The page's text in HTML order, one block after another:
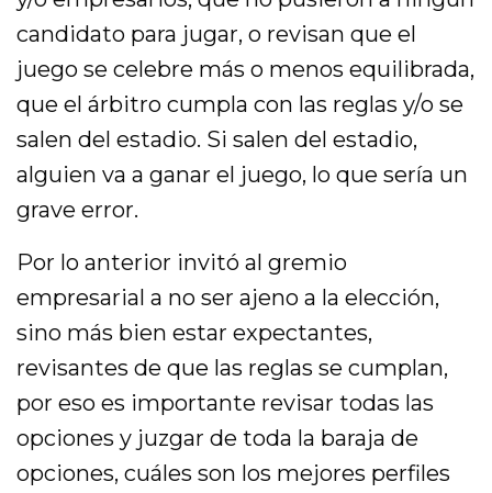
candidato para jugar, o revisan que el
juego se celebre más o menos equilibrada,
que el árbitro cumpla con las reglas y/o se
salen del estadio. Si salen del estadio,
alguien va a ganar el juego, lo que sería un
grave error.
Por lo anterior invitó al gremio
empresarial a no ser ajeno a la elección,
sino más bien estar expectantes,
revisantes de que las reglas se cumplan,
por eso es importante revisar todas las
opciones y juzgar de toda la baraja de
opciones, cuáles son los mejores perfiles